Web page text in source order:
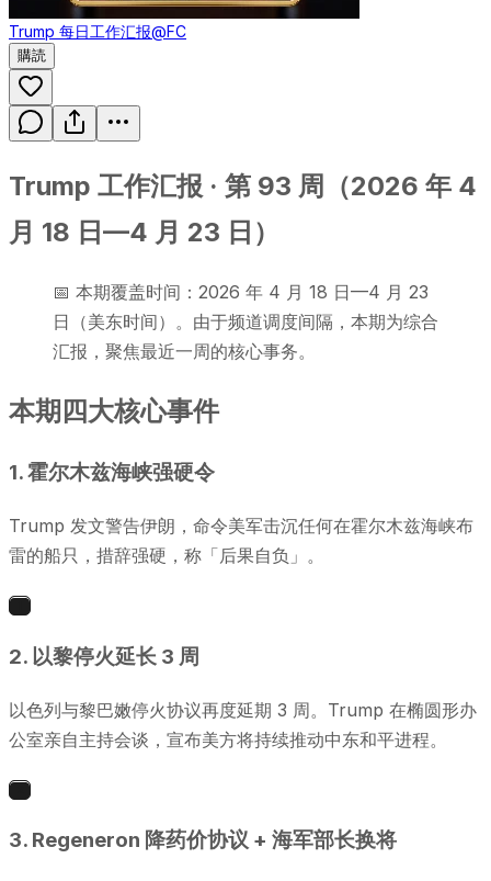
Trump 每日工作汇报@FC
購読
Trump 工作汇报 · 第 93 周（2026 年 4
月 18 日—4 月 23 日）
📅 本期覆盖时间：2026 年 4 月 18 日—4 月 23
日（美东时间）。由于频道调度间隔，本期为综合
汇报，聚焦最近一周的核心事务。
本期四大核心事件
1. 霍尔木兹海峡强硬令
Trump 发文警告伊朗，命令美军击沉任何在霍尔木兹海峡布
雷的船只，措辞强硬，称「后果自负」。
2. 以黎停火延长 3 周
以色列与黎巴嫩停火协议再度延期 3 周。Trump 在椭圆形办
公室亲自主持会谈，宣布美方将持续推动中东和平进程。
3. Regeneron 降药价协议 + 海军部长换将